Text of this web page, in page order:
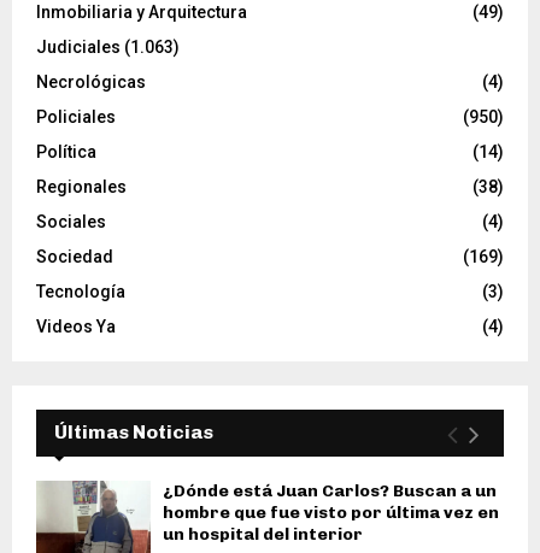
Inmobiliaria y Arquitectura
(49)
Judiciales (1.063)
Necrológicas
(4)
Policiales
(950)
Política
(14)
Regionales
(38)
Sociales
(4)
Sociedad
(169)
Tecnología
(3)
Videos Ya
(4)
Últimas Noticias
¿Dónde está Juan Carlos? Buscan a un
hombre que fue visto por última vez en
un hospital del interior